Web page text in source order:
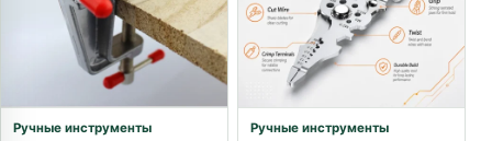
Ручные инструменты Ручные инструменты